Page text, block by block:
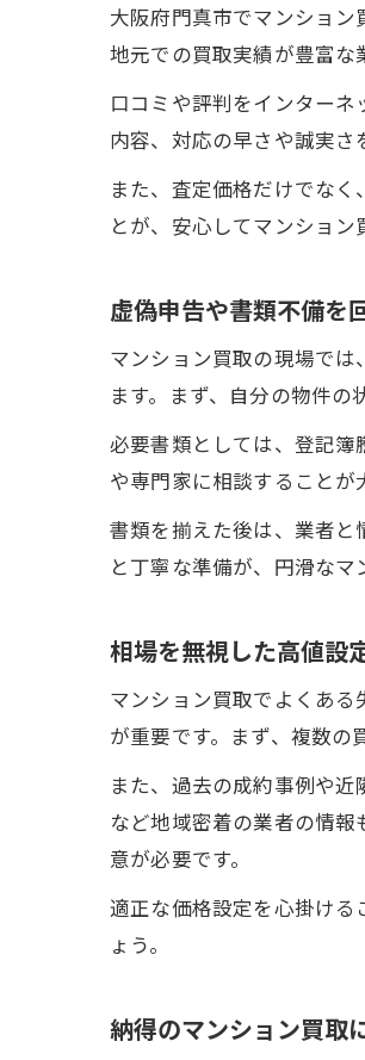
大阪府門真市でマンショ
地元での買取実績が豊富な
口コミや評判をインター
内容、対応の早さや誠実さ
また、査定価格だけでな
とが、安心してマンション
虚偽申告や書類不備を
マンション買取の現場で
ます。まず、自分の物件の
必要書類としては、登記
や専門家に相談することが
書類を揃えた後は、業者
と丁寧な準備が、円滑なマ
相場を無視した高値設
マンション買取でよくあ
が重要です。まず、複数の
また、過去の成約事例や
など地域密着の業者の情
意が必要です。
適正な価格設定を心掛け
ょう。
納得のマンション買取